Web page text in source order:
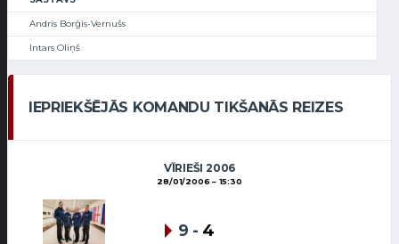
Andris Borģis-Vernušs
Intars Oliņš
IEPRIEKŠĒJĀS KOMANDU TIKŠANĀS REIZES
VĪRIEŠI 2006
28/01/2006 15:30
9 - 4